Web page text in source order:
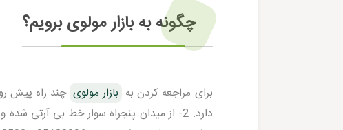
چگونه به بازار مولوی برویم؟
برای مراجعه کردن به بازار مولوی
دارد. 2- از میدان پنجراه سوار خط بی آرتی شده و نرسیده به پایانه مصلی پیاده شوید. برای رزرو